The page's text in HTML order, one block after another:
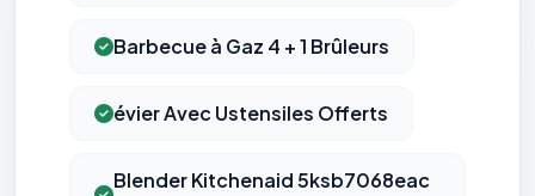
Barbecue à Gaz 4 + 1 Brûleurs
évier Avec Ustensiles Offerts
Blender Kitchenaid 5ksb7068eac